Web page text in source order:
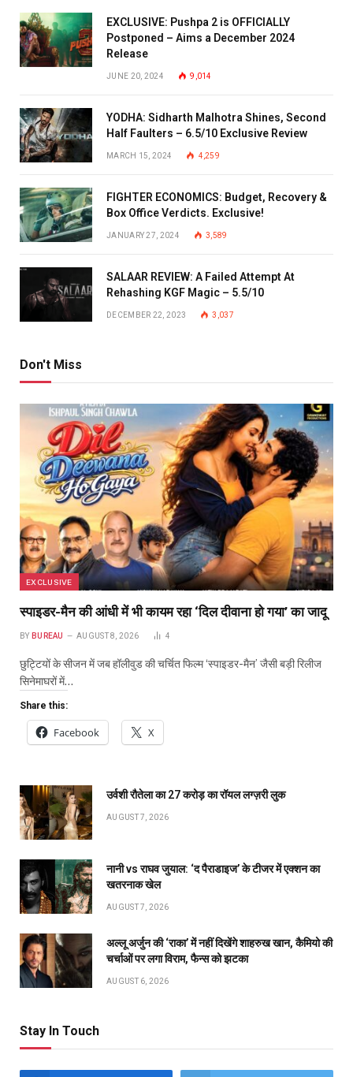
EXCLUSIVE: Pushpa 2 is OFFICIALLY
Postponed – Aims a December 2024
Release
JUNE 20, 2024 9,014
YODHA: Sidharth Malhotra Shines, Second
Half Faulters – 6.5/10 Exclusive Review
MARCH 15, 2024 4,259
FIGHTER ECONOMICS: Budget, Recovery &
Box Office Verdicts. Exclusive!
JANUARY 27, 2024 3,589
SALAAR REVIEW: A Failed Attempt At
Rehashing KGF Magic – 5.5/10
DECEMBER 22, 2023 3,037
Don't Miss
EXCLUSIVE
स्पाइडर-मैन की आंधी में भी कायम रहा ‘दिल दीवाना हो गया’ का जादू
BY BUREAU AUGUST 8, 2026 4
छुट्टियों के सीजन में जब हॉलीवुड की चर्चित फिल्म ‘स्पाइडर-मैन’ जैसी बड़ी रिलीज
सिनेमाघरों में…
Share this:
Facebook X
उर्वशी रौतेला का ₹27 करोड़ का रॉयल लग्ज़री लुक
AUGUST 7, 2026
नानी vs राघव जुयाल: ‘द पैराडाइज’ के टीजर में एक्शन का
खतरनाक खेल
AUGUST 7, 2026
अल्लू अर्जुन की ‘राका’ में नहीं दिखेंगे शाहरुख खान, कैमियो की
चर्चाओं पर लगा विराम, फैन्स को झटका
AUGUST 6, 2026
Stay In Touch